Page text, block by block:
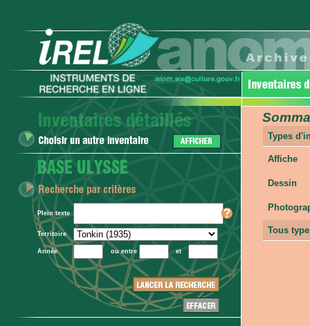
Plein texte
Territoire
Année ou entre et
Types
Affiche
Dessin
Tous